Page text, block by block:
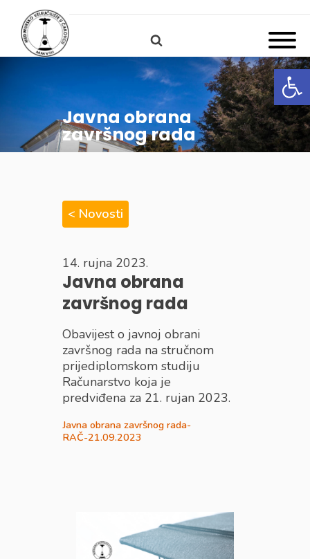
Javna obrana
završnog rada
< Novosti
14. rujna 2023.
Javna obrana
završnog rada
Obavijest o javnoj obrani
završnog rada na stručnom
prijediplomskom studiju
Računarstvo koja je
predviđena za 21. rujan 2023.
Javna obrana završnog rada-
RAČ-21.09.2023